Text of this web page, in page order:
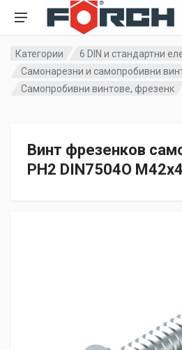
Категории
6 DIN и стандартни
Самонарезни и самопробивни
Самопробивни винтове, фрезенк
Винт фрезенков
PH2 DIN7504О